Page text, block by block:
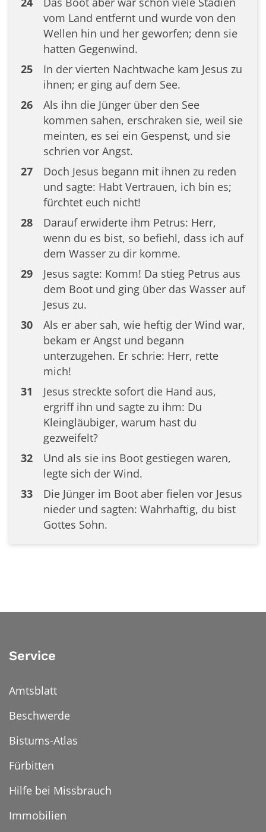
vom Land entfernt und wurde von den
Wellen hin und her geworfen; denn sie
hatten Gegenwind.
25
In der vierten Nachtwache kam Jesus zu
ihnen; er ging auf dem See.
26
Als ihn die Jünger über den See
kommen sahen, erschraken sie, weil sie
meinten, es sei ein Gespenst, und sie
schrien vor Angst.
27
Doch Jesus begann mit ihnen zu reden
und sagte: Habt Vertrauen, ich bin es;
fürchtet euch nicht!
28
Darauf erwiderte ihm Petrus: Herr,
wenn du es bist, so befiehl, dass ich auf
dem Wasser zu dir komme.
29
Jesus sagte: Komm! Da stieg Petrus aus
dem Boot und ging über das Wasser auf
Jesus zu.
30
Als er aber sah, wie heftig der Wind war,
bekam er Angst und begann
unterzugehen. Er schrie: Herr, rette
mich!
31
Jesus streckte sofort die Hand aus,
ergriff ihn und sagte zu ihm: Du
Kleingläubiger, warum hast du
gezweifelt?
32
Und als sie ins Boot gestiegen waren,
legte sich der Wind.
33
Die Jünger im Boot aber fielen vor Jesus
nieder und sagten: Wahrhaftig, du bist
Gottes Sohn.
Service
Amtsblatt
Beschwerde
Bistums-Atlas
Fürbitten
Hilfe bei Missbrauch
Immobilien